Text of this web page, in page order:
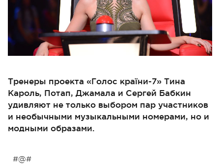
Тренеры проекта «Голос країни-7» Тина
Кароль, Потап, Джамала и Сергей Бабкин
удивляют не только выбором пар участников
и необычными музыкальными номерами, но и
модными образами.
#@#